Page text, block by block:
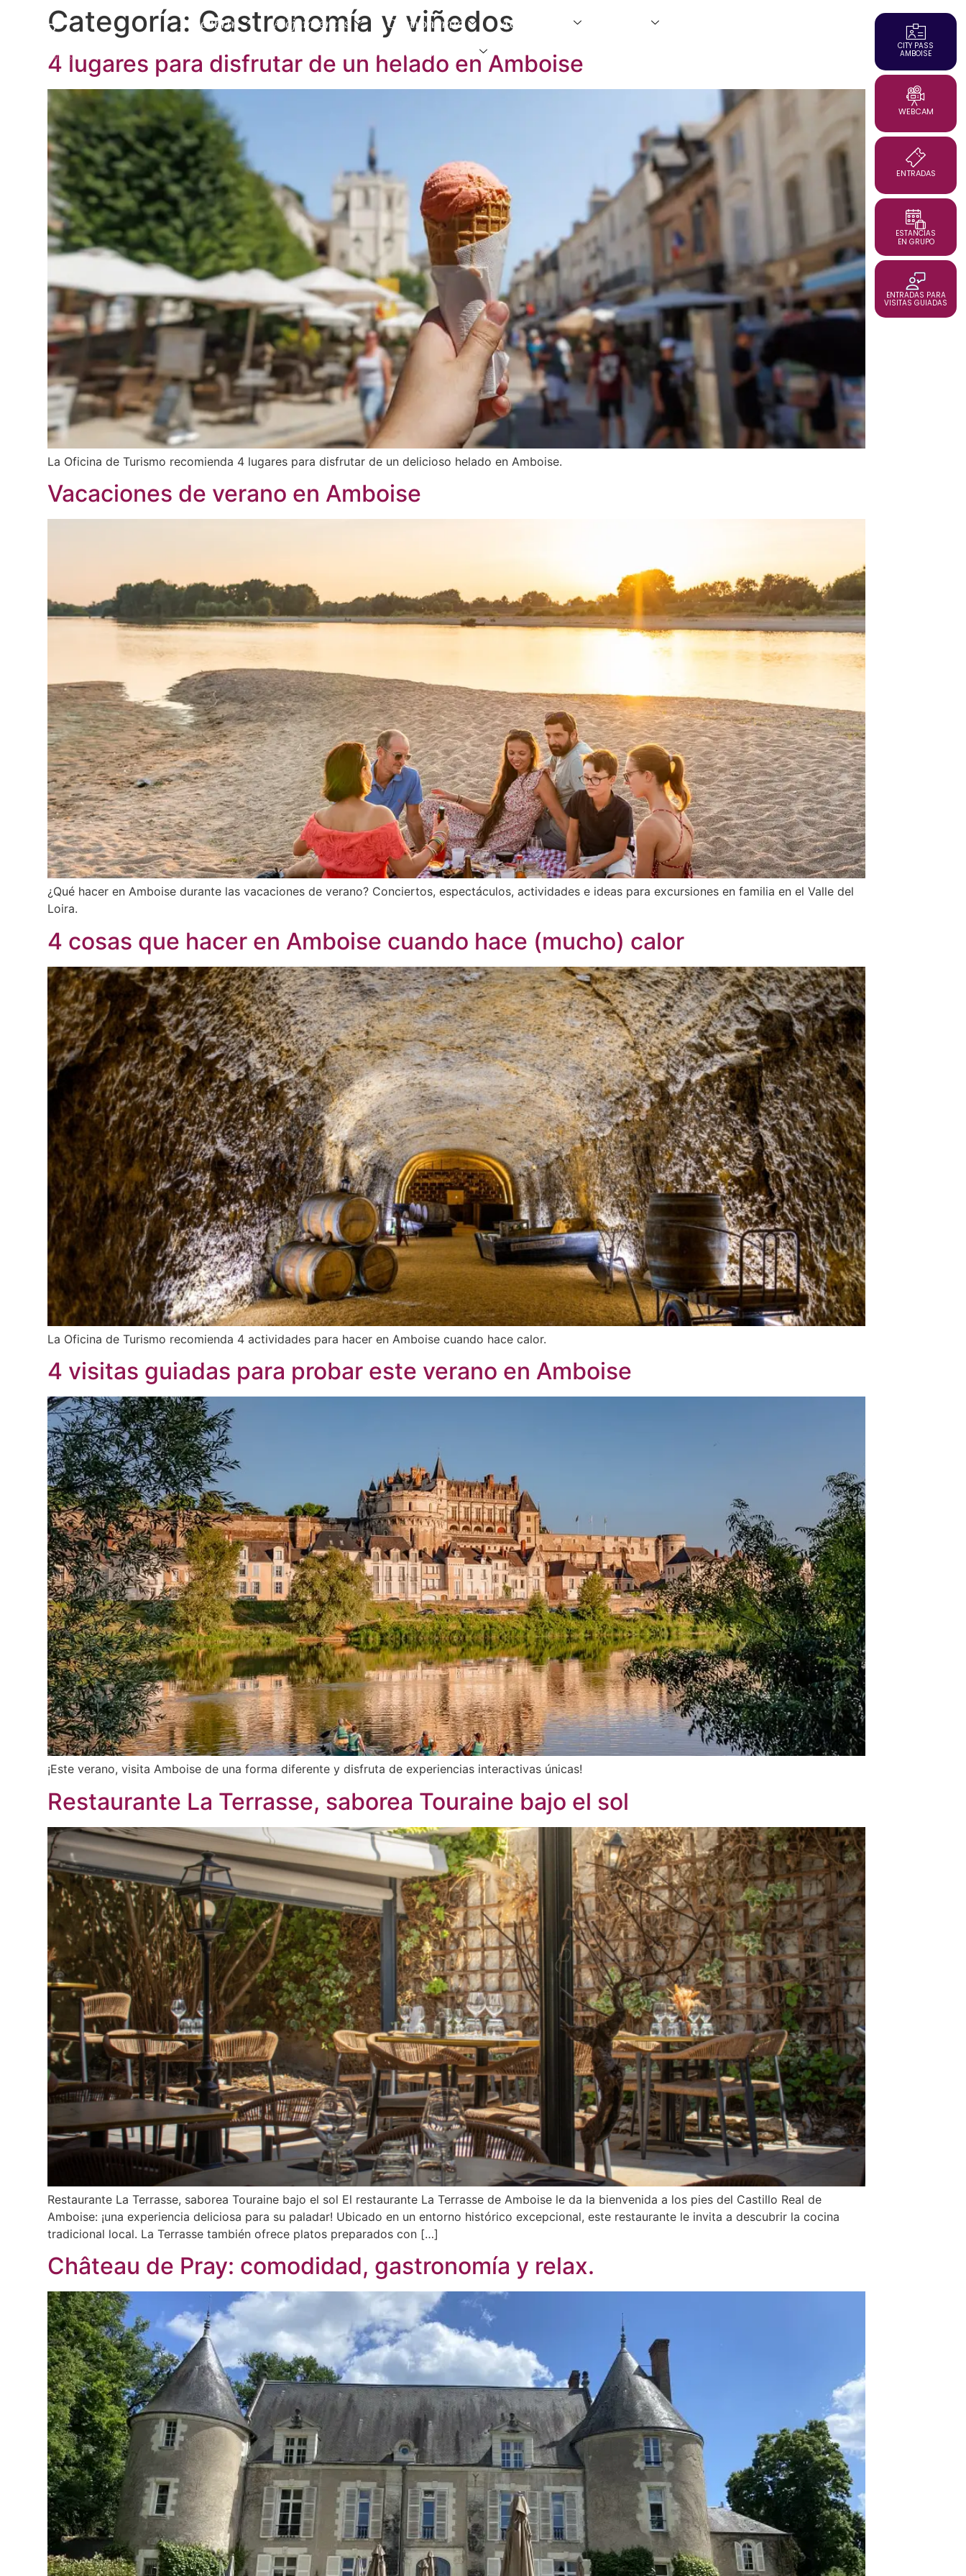
Descubrir Alojamientos Gastronomía Actividades
Información práctica
CITY PASS
AMBOISE
WEBCAM
ENTRADAS
ESTANCIAS
EN GRUPO
ENTRADAS PARA
VISITAS GUIADAS
Categoría: Gastronomía y viñedos
4 lugares para disfrutar de un helado en Amboise
La Oficina de Turismo recomienda 4 lugares para disfrutar de un delicioso helado en Amboise.
Vacaciones de verano en Amboise
¿Qué hacer en Amboise durante las vacaciones de verano? Conciertos, espectáculos, actividades e ideas para excursiones en familia en el Valle del
Loira.
4 cosas que hacer en Amboise cuando hace (mucho) calor
La Oficina de Turismo recomienda 4 actividades para hacer en Amboise cuando hace calor.
4 visitas guiadas para probar este verano en Amboise
¡Este verano, visita Amboise de una forma diferente y disfruta de experiencias interactivas únicas!
Restaurante La Terrasse, saborea Touraine bajo el sol
Restaurante La Terrasse, saborea Touraine bajo el sol El restaurante La Terrasse de Amboise le da la bienvenida a los pies del Castillo Real de
Amboise: ¡una experiencia deliciosa para su paladar! Ubicado en un entorno histórico excepcional, este restaurante le invita a descubrir la cocina
tradicional local. La Terrasse también ofrece platos preparados con […]
Château de Pray: comodidad, gastronomía y relax.